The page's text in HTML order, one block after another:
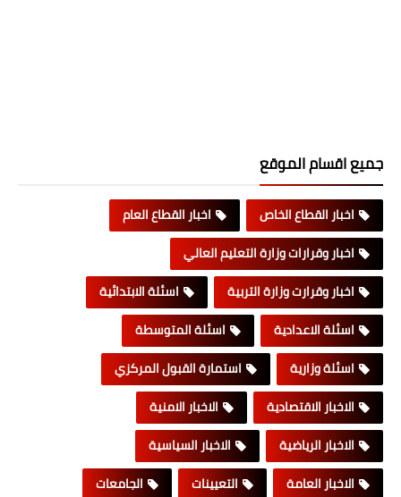
جميع اقسام الموقع
اخبار القطاع الخاص
اخبار القطاع العام
اخبار وقرارات وزارة التعليم العالي
اخبار وقرارت وزارة التربية
اسئلة الابتدائية
اسئلة الاعدادية
اسئلة المتوسطة
اسئلة وزارية
استمارة القبول المركزي
الاخبار الاقتصادية
الاخبار الامنية
الاخبار الرياضية
الاخبار السياسية
الاخبار العامة
التعيينات
الجامعات